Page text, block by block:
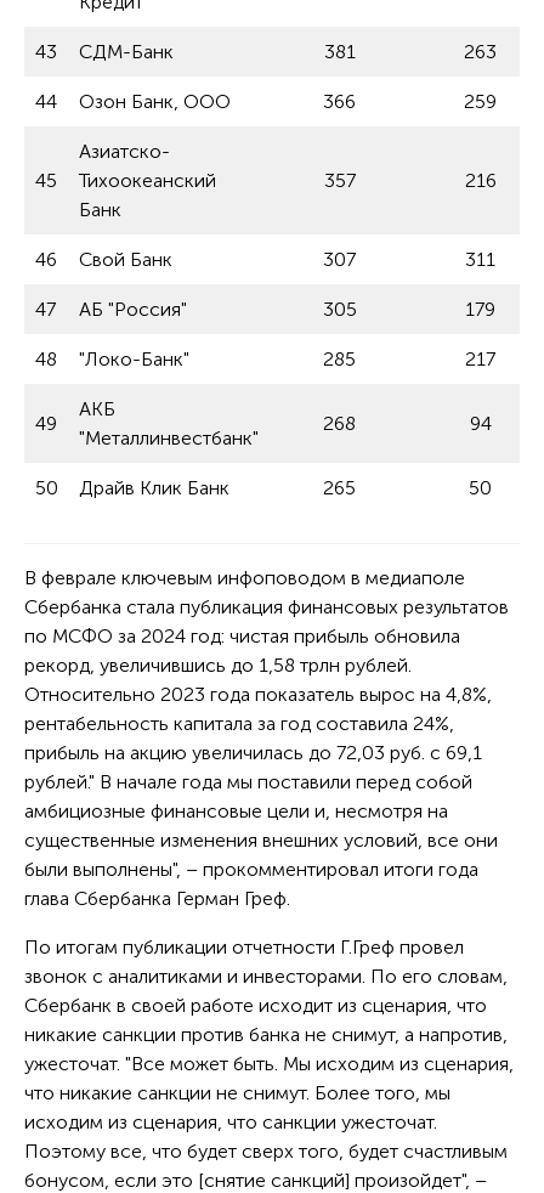
43 СДМ-Банк 381 263
44 Озон Банк, ООО 366 259
45
Азиатско-
Тихоокеанский
Банк
357 216
46 Свой Банк 307 311
47 АБ "Россия" 305 179
48 "Локо-Банк" 285 217
49
АКБ
"Металлинвестбанк"
268 94
50 Драйв Клик Банк 265 50
В феврале ключевым инфоповодом в медиаполе
Сбербанка стала публикация финансовых результатов
по МСФО за 2024 год: чистая прибыль обновила
рекорд, увеличившись до 1,58 трлн рублей.
Относительно 2023 года показатель вырос на 4,8%,
рентабельность капитала за год составила 24%,
прибыль на акцию увеличилась до 72,03 руб. с 69,1
рублей." В начале года мы поставили перед собой
амбициозные финансовые цели и, несмотря на
существенные изменения внешних условий, все они
были выполнены", – прокомментировал итоги года
глава Сбербанка Герман Греф.
По итогам публикации отчетности Г.Греф провел
звонок с аналитиками и инвесторами. По его словам,
Сбербанк в своей работе исходит из сценария, что
никакие санкции против банка не снимут, а напротив,
ужесточат. "Все может быть. Мы исходим из сценария,
что никакие санкции не снимут. Более того, мы
исходим из сценария, что санкции ужесточат.
Поэтому все, что будет сверх того, будет счастливым
бонусом, если это [снятие санкций] произойдет", –